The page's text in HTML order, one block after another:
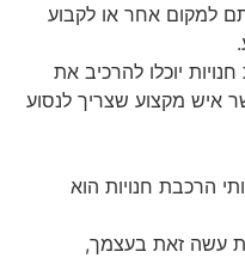
למקום אחר או לקבוע
יוכלו להרכיב את
איש מקצוע שצריך לנסוע
הרכבת חנויות הוא
עשה זאת בעצמך,